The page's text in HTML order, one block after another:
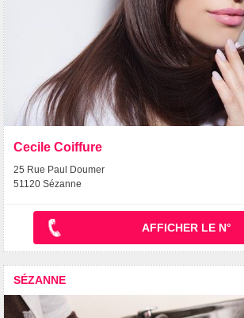
Cecile Coiffure
25 Rue Paul Doumer
51120 Sézanne
AFFICHER LE N°
SÉZANNE